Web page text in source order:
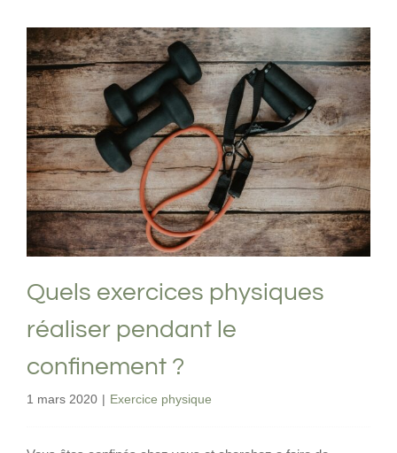
Quels exercices physiques réaliser
pendant le confinement ?
Exercice physique
Quels exercices physiques
réaliser pendant le
confinement ?
1 mars 2020 | Exercice physique